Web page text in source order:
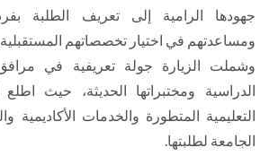
جهودها الرامية إلى تعريف الطلبة
ومساعدتهم في اختيار تخصصاتهم
وشملت الزيارة جولة تعريفية في مرافق
الدراسية ومختبراتها الحديثة، حيث
التعليمية المتطورة والخدمات الأكاديمية
الجامعة لطلبتها.